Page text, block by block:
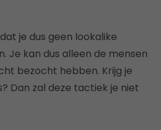
je dus geen lookalike
Je kan dus alleen de mensen
bezocht hebben. Krijg je
Dan zal deze tactiek je niet